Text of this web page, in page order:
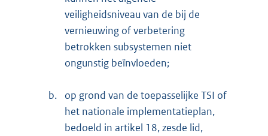
veiligheidsniveau van de bij de
vernieuwing of verbetering
betrokken subsystemen niet
ongunstig beïnvloeden;
b.
op grond van de toepasselijke TSI of
het nationale implementatieplan,
bedoeld in artikel 18, zesde lid,